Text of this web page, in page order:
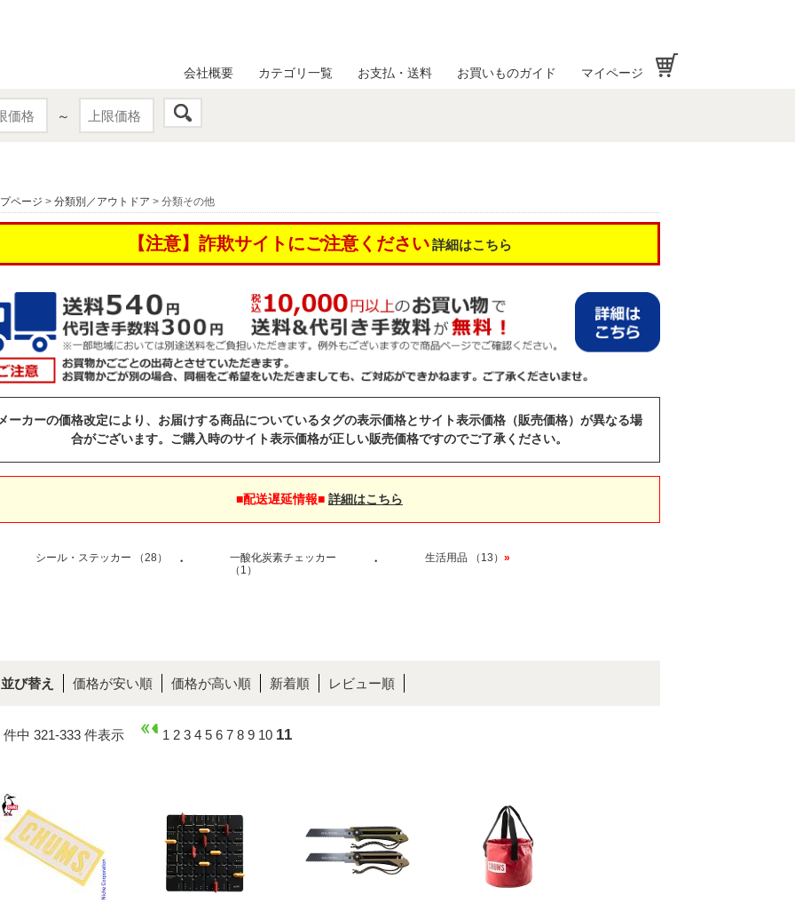
～
会社概要 カテゴリ一覧 お支払・送料 お買いものガイド マイページ
ページ > 分類別／アウトドア > 分類その他
【注意】詐欺サイトにご注意ください 詳細はこちら
ーカーの価格改定により、お届けする商品についているタグの表示価格とサイト表示価格（販売価格）が異なる場
合がございます。ご購入時のサイト表示価格が正しい販売価格ですのでご了承ください。
■配送遅延情報■ 詳細はこちら
シール・ステッカー （28） ・
一酸化炭素チェッカー
（1）
・ 生活用品 （13） »
並び替え 価格が安い順 価格が高い順 新着順 レビュー順
件中 321-333 件表示 1 2 3 4 5 6 7 8 9 10 11